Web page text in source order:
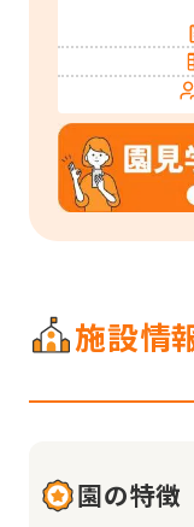
施設情
園の特徴